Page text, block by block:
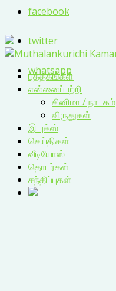
facebook
twitter
whatsapp
புத்தகங்கள்
என்னைப்பற்றி
சினிமா / நாடகம்
விருதுகள்
இ புக்ஸ்
செய்திகள்
வீடியோஸ்
தொடர்கள்
சந்திப்புகள்